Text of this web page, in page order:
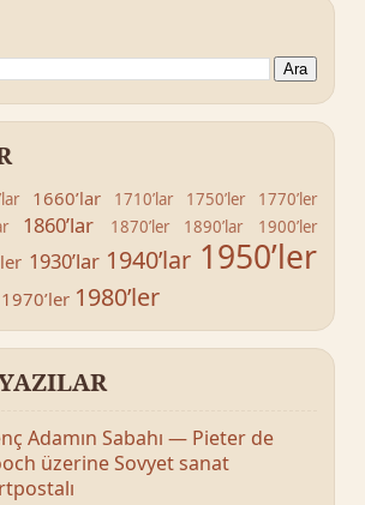
1660’lar 1710’lar 1750’ler
1770’ler
1860’lar 1870’ler 1890’lar 1900’ler
1930’lar 1940’lar 1950’ler
1970’ler 1980’ler
Adamın Sabahı — Pieter de
üzerine Sovyet sanat